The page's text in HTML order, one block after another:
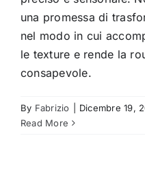
una promessa di
nel modo in cui
le texture e rende la
consapevole.
By Fabrizio Dicembre 19,
Read More